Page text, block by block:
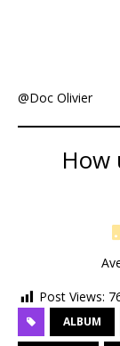
@Doc Olivier
How
Post Views:
ALBUM